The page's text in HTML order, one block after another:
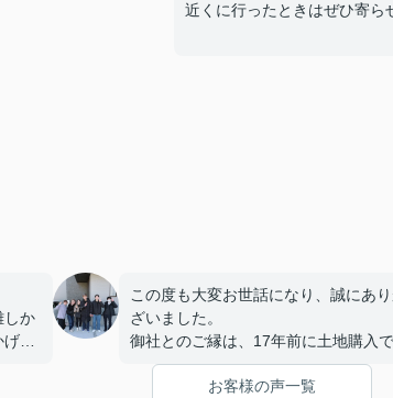
近くに行ったときはぜひ寄ら
しか
げ
この度も大変お世話になり、誠にあ
ざいました。
御社とのご縁は、17年前に土地購入
なったことが始まりでした。当時は専
当いただきましたが、とても話しやす
お客様の声一覧